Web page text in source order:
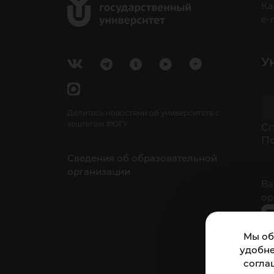
Мы
Делитесь новостями об университете с
хештегом #ЮГУ
Сведения об образовательной
организации
e-